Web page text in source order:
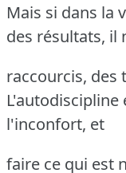
Mais si dans la
des résultats, il
raccourcis, des
l'inconfort, et
faire ce qui est